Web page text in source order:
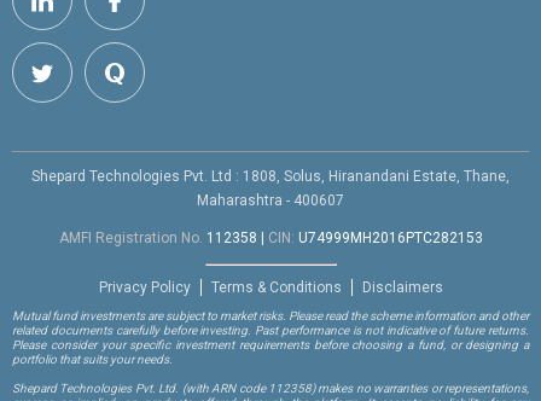
Shepard Technologies Pvt. Ltd : 1808, Solus, Hiranandani Estate, Thane,
Maharashtra - 400607
AMFI Registration No. 112358 CIN: U74999MH2016PTC282153
Privacy Policy Terms & Conditions Disclaimers
Mutual fund investments are subject to market risks. Please read the scheme information and other
related documents carefully before investing. Past performance is not indicative of future returns.
Please consider your specific investment requirements before choosing a fund, or designing a
portfolio that suits your needs.
Shepard Technologies Pvt. Ltd. (with ARN code 112358)makes no warranties or representations,